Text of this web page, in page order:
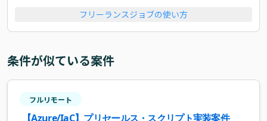
フリーランスジョブの使い方
条件が似ている案件
フルリモート
【Azure/IaC】プリセールス・スクリプト実装案件